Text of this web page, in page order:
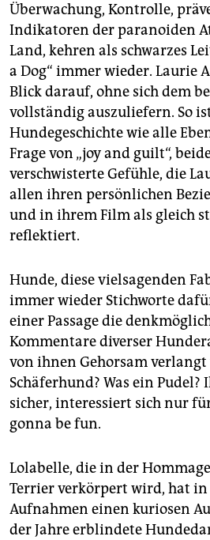
Überwachung, Kontrolle,
Indikatoren der paranoiden
Land, kehren als schwarzes
a Dog“ immer wieder. Laurie
Blick darauf, ohne sich dem
vollständig auszuliefern. So
Hundegeschichte wie alle
Frage von „joy and guilt“,
verschwisterte Gefühle, die
allen ihren persönlichen
und in ihrem Film als gleich
reflektiert.
Hunde, diese vielsagenden
immer wieder Stichworte
einer Passage die
Kommentare diverser
von ihnen Gehorsam
Schäferhund? Was ein
sicher, interessiert sich nur für
gonna be fun.
Lolabelle, die in der
Terrier verkörpert wird, hat in
Aufnahmen einen kuriosen
der Jahre erblindete